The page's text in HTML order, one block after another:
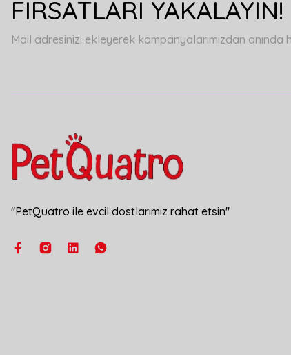
Ürün açıklamasında eksik bilgiler bulunuyor.
Ürün fiyatı diğer sitelerden daha pahalı.
FIRSATLARI YAKALAYIN!
Mail adresinizi ekleyerek kampanyalarımızdan
''PetQuatro ile evcil dostlarımız rahat etsin''